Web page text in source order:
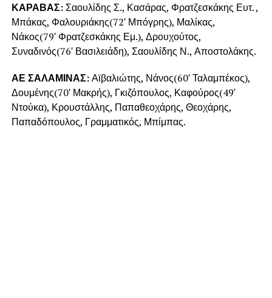
ΚΑΡΑΒΑΣ:Σαουλίδης Σ., Κασάρας, Φρατζεσκάκης Ευτ. ,
Μπάκας, Φαλουριάκης(72′ Μπόγρης), Μαλίκας,
Νάκος(79′ Φρατζεσκάκης Εμ.), Δρουχούτος,
Συναδινός(76′ Βασιλειάδη), Σαουλίδης Ν., Αποστολάκης.
ΑΕ ΣΑΛΑΜΙΝΑΣ:Αϊβαλιώτης, Νάνος(60′ Ταλαμπέκος),
Δουμένης(70′ Μακρής), Γκιζόπουλος, Καφούρος(49′
Ντούκα), Κρουστάλλης, Παπαθεοχάρης, Θεοχάρης,
Παπαδόπουλος, Γραμματικός, Μπίμπας.